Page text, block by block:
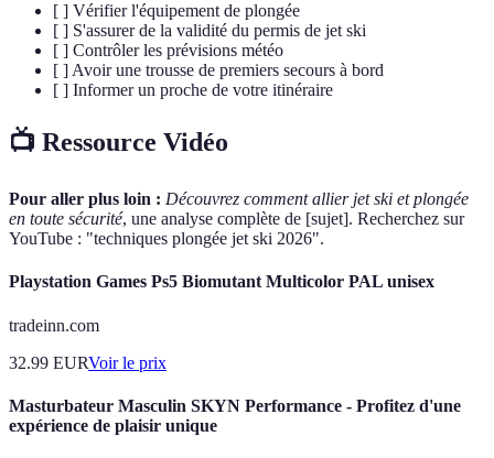
[ ] Vérifier l'équipement de plongée
[ ] S'assurer de la validité du permis de jet ski
[ ] Contrôler les prévisions météo
[ ] Avoir une trousse de premiers secours à bord
[ ] Informer un proche de votre itinéraire
📺 Ressource Vidéo
Pour aller plus loin : Découvrez comment allier jet ski et plongée
en toute sécurité, une analyse complète de [sujet]. Recherchez sur
YouTube : "techniques plongée jet ski 2026".
Playstation Games Ps5 Biomutant Multicolor PAL unisex
tradeinn.com
32.99 EURVoir le prix
Masturbateur Masculin SKYN Performance - Profitez d'une
expérience de plaisir unique